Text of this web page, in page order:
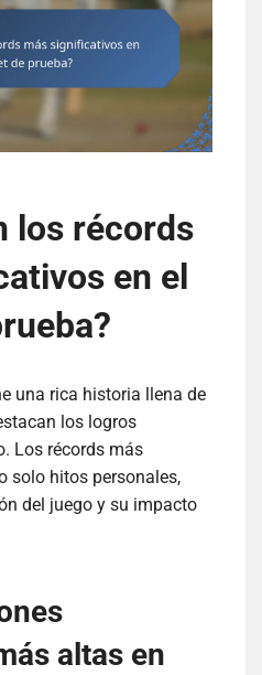
los récords
en el
una rica historia llena de
los logros
Los récords más
solo hitos personales,
del juego y su impacto
altas en